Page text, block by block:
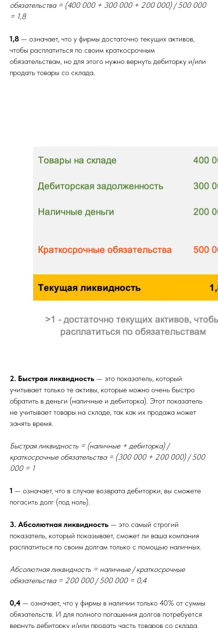
обязательства = (400 000 + 300 000 + 200 000) / 500 000
= 1,8
1,8 — означает, что у фирмы достаточно текущих активов,
чтобы расплатиться по своим краткосрочным
обязательствам, но для этого нужно вернуть дебиторку и/или
продать товары со склада.
2. Быстрая ликвидность — это показатель, который
учитывает только те активы, которые можно очень быстро
обратить в деньги (наличные и дебиторка). Этот показатель
не учитывает товары на складе, так как их продажа может
занять время.
Быстрая ликвидность = (наличные + дебиторка) /
краткосрочные обязательства = (300 000 + 200 000) / 500
000 = 1
1 — означает, что в случае возврата дебиторки, вы сможете
погасить долг (под ноль).
3. Абсолютная ликвидность — это самый строгий
показатель, который показывает, сможет ли ваша компания
расплатиться по своим долгам только с помощью наличных.
Абсолютная ликвидность = наличные / краткосрочные
обязательства = 200 000 / 500 000 = 0,4
0,4 — означает, что у фирмы в наличии только 40% от суммы
обязательств. И для полного погашения долгов потребуется
вернуть дебиторку и/или продать часть товаров со склада.